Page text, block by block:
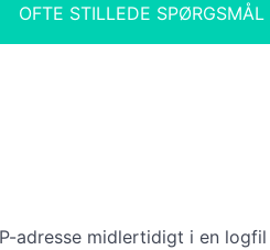
OFTE STILLEDE SPØRGSMÅL
adresse midlertidigt i en